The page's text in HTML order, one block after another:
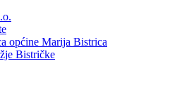
općine Marija Bistrica
Bistričke